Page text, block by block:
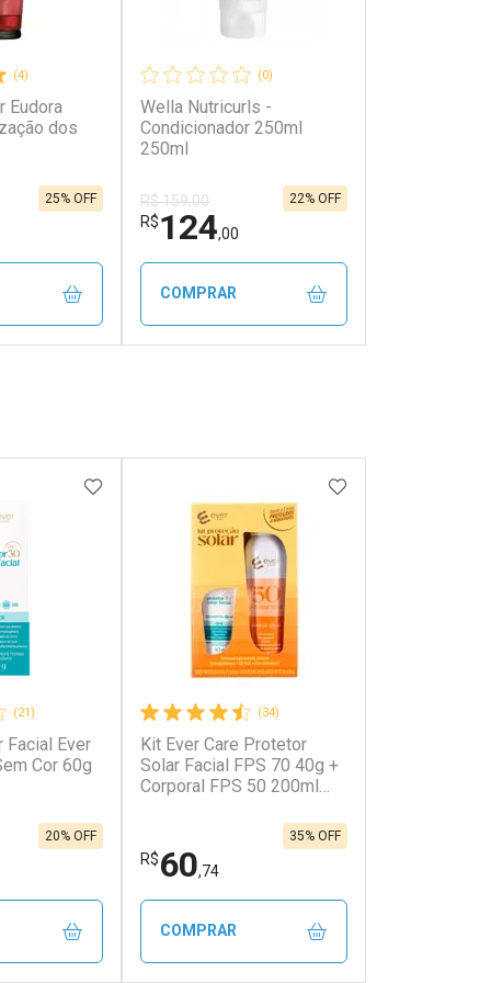
(4)
Eudora
dos
25% OFF
cada
cada
(0)
Wella Nutricurls -
Condicionador 250ml
250ml
R$ 159,00
R$124,00
22% OFF
COMPRAR
Ativar Desconto
Por R$ 124,00/cada
Por R$ 124,00/cada
(21)
Facial Ever
Cor 60g
20% OFF
ADICIONAR AOS FAVORITOS
(34)
Kit Ever Care Protetor
Solar Facial FPS 70 40g +
Corporal FPS 50 200ml
R$60,74
35% OFF
ADICIONAR AOS
COMPRAR